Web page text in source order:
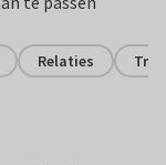
Relaties